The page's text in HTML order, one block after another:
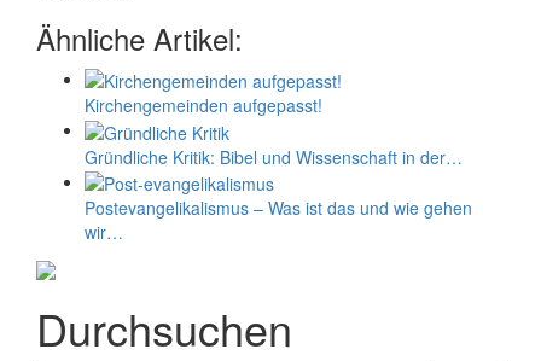
Ähnliche Artikel:
Kirchengemeinden aufgepasst!
Gründliche Kritik: Bibel und Wissenschaft in der…
Postevangelikalismus – Was ist das und wie gehen
wir…
Durchsuchen